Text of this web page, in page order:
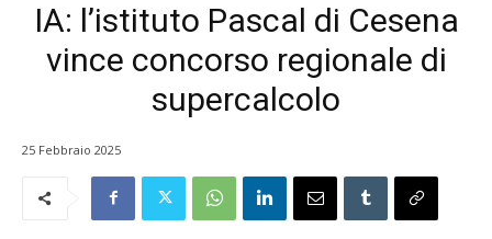
IA: l’istituto Pascal di Cesena
vince concorso regionale di
supercalcolo
25 Febbraio 2025